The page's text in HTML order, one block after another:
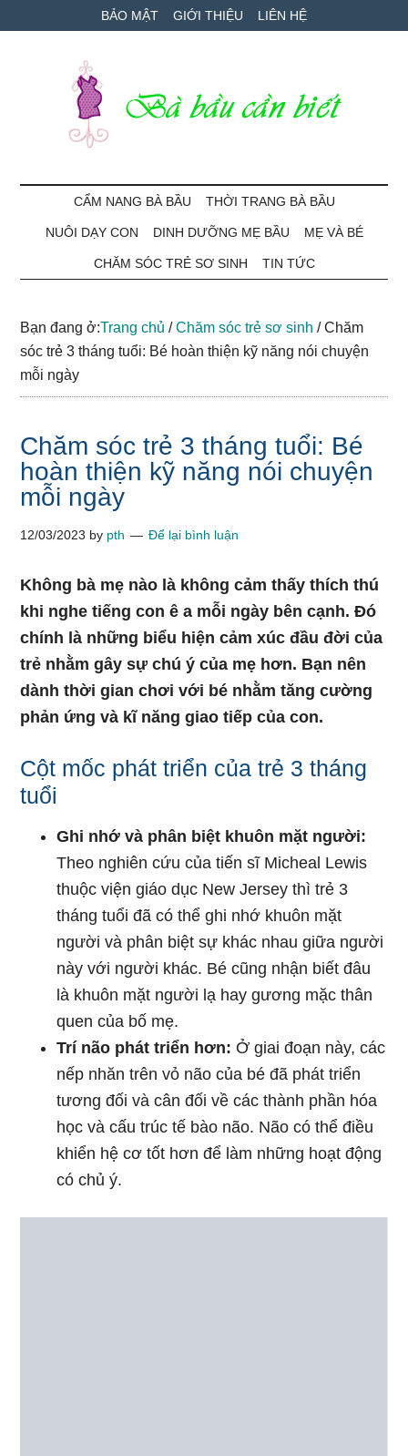
to
to
qua
BẢO MẬT GIỚI THIỆU LIÊN HỆ
Bà
Bầu
Cần
Biết
bé
CẨM NANG BÀ BẦU THỜI TRANG BÀ BẦU
NUÔI DẠY CON DINH DƯỠNG MẸ BẦU MẸ VÀ BÉ
CHĂM SÓC TRẺ SƠ SINH TIN TỨC
Bạn đang ở:Trang chủ / Chăm sóc trẻ sơ sinh /Chăm
sóc trẻ 3 tháng tuổi: Bé hoàn thiện kỹ năng nói chuyện
mỗi ngày
Chăm sóc trẻ 3 tháng tuổi: Bé
hoàn thiện kỹ năng nói chuyện
mỗi ngày
12/03/2023 by pth Để lại bình luận
Không bà mẹ nào là không cảm thấy thích thú
khi nghe tiếng con ê a mỗi ngày bên cạnh. Đó
chính là những biểu hiện cảm xúc đầu đời của
trẻ nhằm gây sự chú ý của mẹ hơn. Bạn nên
dành thời gian chơi với bé nhằm tăng cường
phản ứng và kĩ năng giao tiếp của con.
Cột mốc phát triển của trẻ 3 tháng
tuổi
Ghi nhớ và phân biệt khuôn mặt người:
Theo nghiên cứu của tiến sĩ Micheal Lewis
thuộc viện giáo dục New Jersey thì trẻ 3
tháng tuổi đã có thể ghi nhớ khuôn mặt
người và phân biệt sự khác nhau giữa người
này với người khác. Bé cũng nhận biết đâu
là khuôn mặt người lạ hay gương mặc thân
quen của bố mẹ.
Trí não phát triển hơn: Ở giai đoạn này, các
nếp nhăn trên vỏ não của bé đã phát triển
tương đối và cân đối về các thành phần hóa
học và cấu trúc tế bào não. Não có thể điều
khiển hệ cơ tốt hơn để làm những hoạt động
có chủ ý.